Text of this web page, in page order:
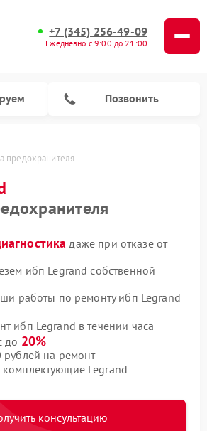
+7 (345) 256-49-09
Ежедневно с 9:00 до 21:00
Позвонить
предохранителя
даже при отказе от
ибп Legrand собственной
работы по ремонту ибп Legrand
ибп Legrand в течении часа
до 20%
рублей на ремонт
Legrand
консультацию